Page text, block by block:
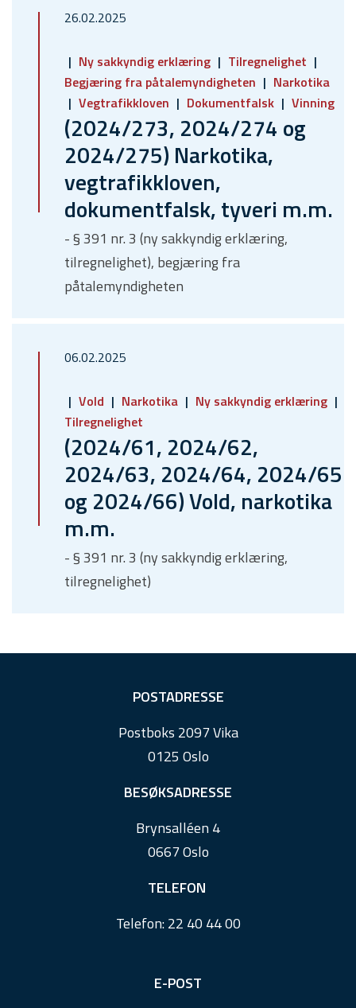
26.02.2025
Ny sakkyndig erklæring
Tilregnelighet
Begjæring fra påtalemyndigheten
Narkotika
Vegtrafikkloven
Dokumentfalsk Vinning
(2024/273, 2024/274 og
2024/275) Narkotika,
vegtrafikkloven,
dokumentfalsk, tyveri m.m.
- § 391 nr. 3 (ny sakkyndig erklæring,
tilregnelighet), begjæring fra
påtalemyndigheten
06.02.2025
Vold Narkotika
Ny sakkyndig erklæring
Tilregnelighet
(2024/61, 2024/62,
2024/63, 2024/64, 2024/65
og 2024/66) Vold, narkotika
m.m.
- § 391 nr. 3 (ny sakkyndig erklæring,
tilregnelighet)
POSTADRESSE
Postboks 2097 Vika
0125 Oslo
BESØKSADRESSE
Brynsalléen 4
0667 Oslo
TELEFON
Telefon:22 40 44 00
E-POST